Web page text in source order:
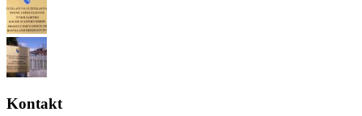
Kontakt